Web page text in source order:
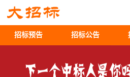
招标预告 招标公告